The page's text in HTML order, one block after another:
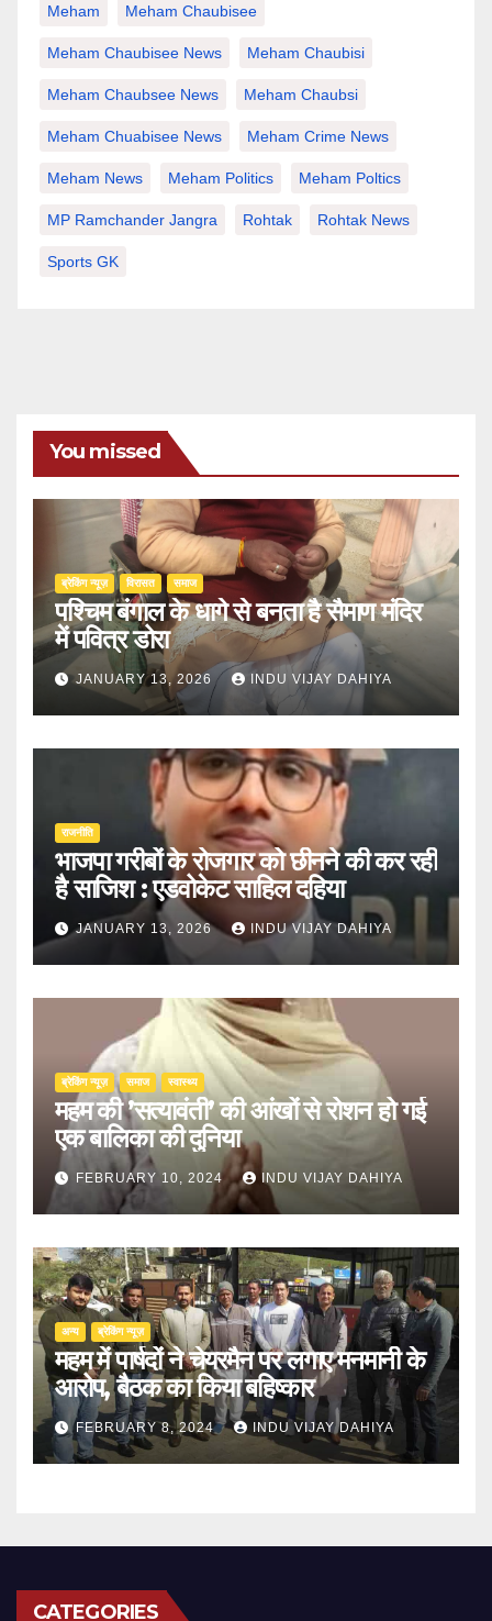
Meham Meham Chaubisee
Meham Chaubisee News Meham Chaubisi
Meham Chaubsee News Meham Chaubsi
Meham Chuabisee News Meham Crime News
Meham News Meham Politics Meham Poltics
MP Ramchander Jangra Rohtak Rohtak News
Sports GK
You missed
ब्रेकिंग न्यूज़ ‍‍विरासत समाज
पश्चिम बंगाल के धागे से बनता है सैमाण मंदिर
में पवित्र डोरा
JANUARY 13, 2026 INDU VIJAY DAHIYA
राजनीति
भाजपा गरीबों के रोजगार को छीनने की कर रही
है साजिश : एडवोकेट साहिल दहिया
JANUARY 13, 2026 INDU VIJAY DAHIYA
ब्रेकिंग न्यूज़ समाज स्वास्थ्य
महम की ’सत्यावंती’ की आंखों से रोशन हो गई
एक बालिका की दुनिया
FEBRUARY 10, 2024 INDU VIJAY DAHIYA
अन्य ब्रेकिंग न्यूज़
महम में पार्षदों ने चेयरमैन पर लगाए मनमानी के
आरोप, बैठक का किया बहिष्कार
FEBRUARY 8, 2024 INDU VIJAY DAHIYA
CATEGORIES